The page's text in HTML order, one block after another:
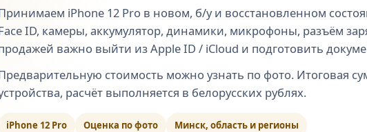
iPhone 12 Pro в новом, б/у и восстановленном
ID, камеры, аккумулятор, динамики, микрофоны, разъём
важно выйти из Apple ID / iCloud и подготовить
стоимость можно узнать по фото. Итоговая
расчёт выполняется в белорусских рублях.
iPhone 12 Pro Оценка по фото Минск, область и регионы